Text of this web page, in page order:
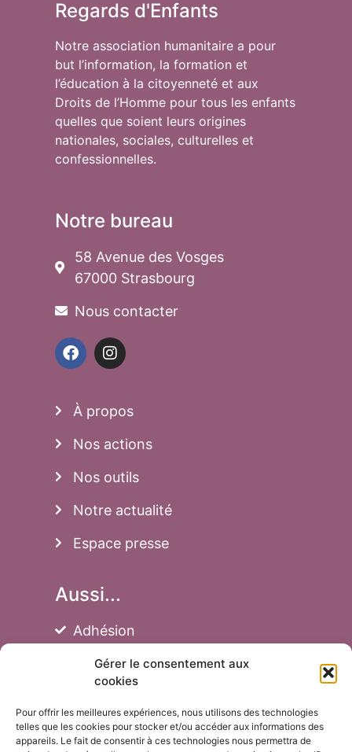
Gérer le consentement aux
cookies
Pour offrir les meilleures expériences, nous utilisons des technologies
telles que les cookies pour stocker et/ou accéder aux informations des
appareils. Le fait de consentir à ces technologies nous permettra de
Regards d'Enfants
Notre association humanitaire a pour
but l’information, la formation et
l’éducation à la citoyenneté et aux
Droits de l’Homme pour tous les enfants
quelles que soient leurs origines
nationales, sociales, culturelles et
confessionnelles.
Notre bureau
58 Avenue des Vosges
67000 Strasbourg
Nous contacter
À propos
Nos actions
Nos outils
Notre actualité
Espace presse
Aussi...
Adhésion
Faire un don
Mentions légales